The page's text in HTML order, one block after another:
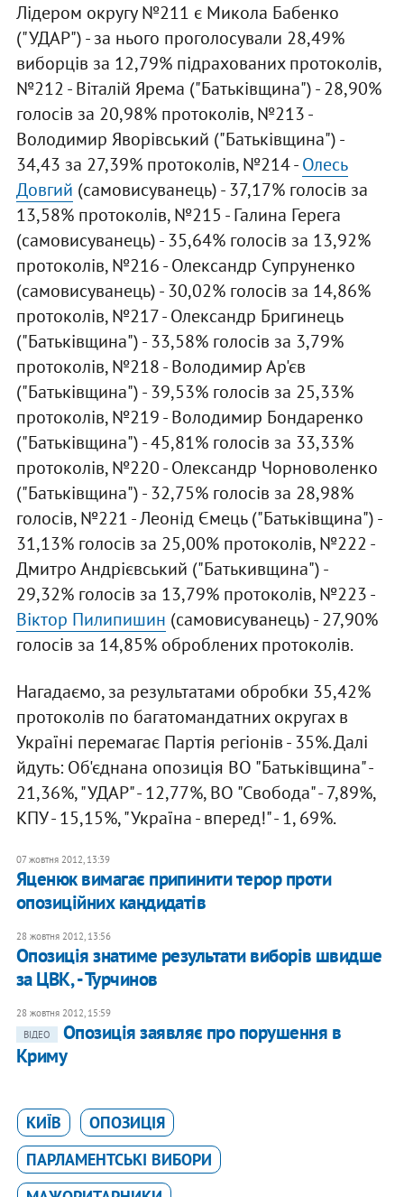
Лідером округу №211 є Микола Бабенко
("УДАР") - за нього проголосували 28,49%
виборців за 12,79% підрахованих протоколів,
№212 - Віталій Ярема ("Батьківщина") - 28,90%
голосів за 20,98% протоколів, №213 -
Володимир Яворівський ("Батьківщина") -
34,43 за 27,39% протоколів, №214 -Олесь
Довгий (самовисуванець) - 37,17% голосів за
13,58% протоколів, №215 - Галина Герега
(самовисуванець) - 35,64% голосів за 13,92%
протоколів, №216 - Олександр Супруненко
(самовисуванець) - 30,02% голосів за 14,86%
протоколів, №217 - Олександр Бригинець
("Батьківщина") - 33,58% голосів за 3,79%
протоколів, №218 - Володимир Ар'єв
("Батьківщина") - 39,53% голосів за 25,33%
протоколів, №219 - Володимир Бондаренко
("Батьківщина") - 45,81% голосів за 33,33%
протоколів, №220 - Олександр Чорноволенко
("Батьківщина") - 32,75% голосів за 28,98%
голосів, №221 - Леонід Ємець ("Батьківщина") -
31,13% голосів за 25,00% протоколів, №222 -
Дмитро Андрієвський ("Батькивщина") -
29,32% голосів за 13,79% протоколів, №223 -
Віктор Пилипишин (самовисуванець) - 27,90%
голосів за 14,85% оброблених протоколів.
Нагадаємо, за результатами обробки 35,42%
протоколів по багатомандатних округах в
Україні перемагає Партія регіонів - 35%. Далі
йдуть: Об'єднана опозиція ВО "Батьківщина" -
21,36%, "УДАР" - 12,77%, ВО "Свобода" - 7,89%,
КПУ - 15,15%, "Україна - вперед!" - 1, 69%.
07 жовтня 2012, 13:39
Яценюк вимагає припинити терор проти
опозиційних кандидатів
28 жовтня 2012, 13:56
Опозиція знатиме результати виборів швидше
за ЦВК, - Турчинов
28 жовтня 2012, 15:59
ВІДЕО
Опозиція заявляє про порушення в
Криму
КИЇВ
ОПОЗИЦІЯ
ПАРЛАМЕНТСЬКІ ВИБОРИ